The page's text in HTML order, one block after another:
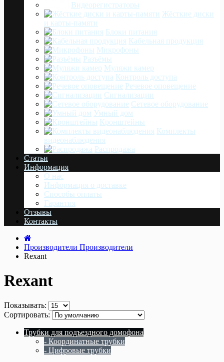
Видеорегистраторы
Жёсткие диски
и карты-памяти
Блоки питания
Кабельная продукция
Микрофоны
Разъёмы
Муляжи камер
Контроль доступа
Речевое оповещение
Сигнализации
Сетевое оборудование
Умный дом
Кронштейны
Комплекты
видеонаблюдения
Распродажа
Статьи
Информация
О нас
Информация о доставке
Cпособы оплаты
Гарантия
Отзывы
Контакты
Производители Производители
Rexant
Rexant
Показывать:
Сортировать:
Трубки для подъездного домофона
- Координатные трубки
- Цифровые трубки